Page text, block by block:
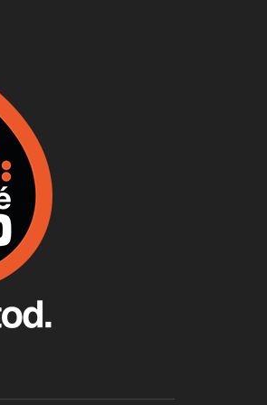
00:38:10
Jackfall
00:35:38
00:37:17